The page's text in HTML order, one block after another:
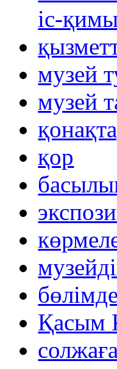
іс-
музей
музей
қор
Қасым